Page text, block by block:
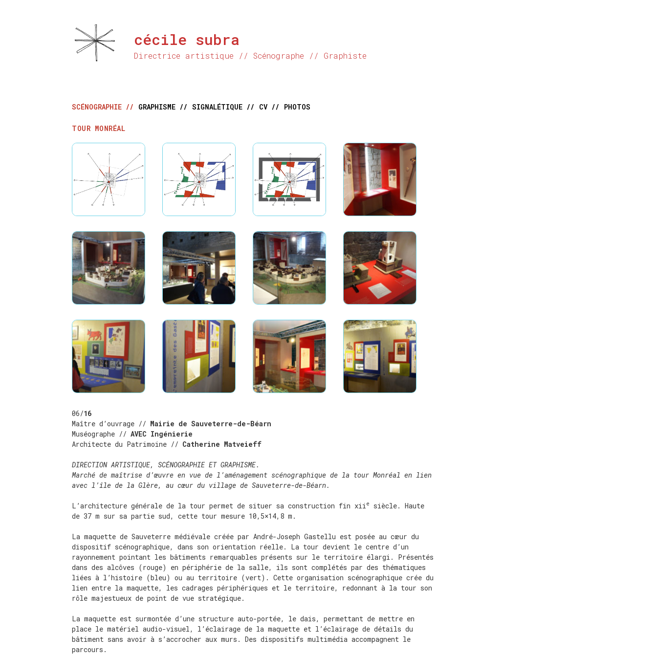
cécile subra
Directrice artistique // Scénographe // Graphiste
SCÉNOGRAPHIE // GRAPHISME // SIGNALÉTIQUE // CV // PHOTOS
TOUR MONRÉAL
06/16
Maître d’ouvrage // Mairie de Sauveterre-de-Béarn
Muséographe // AVEC Ingénierie
Architecte du Patrimoine // Catherine Matveieff
DIRECTION ARTISTIQUE, SCÉNOGRAPHIE ET GRAPHISME.
Marché de maîtrise d’œuvre en vue de l’aménagement scénographique de la tour Monréal en lien
avec l’île de la Glère, au cœur du village de Sauveterre-de-Béarn.
L’architecture générale de la tour permet de situer sa construction fin xii e
siècle. Haute
de 37 m sur sa partie sud, cette tour mesure 10,5×14,8 m.
La maquette de Sauveterre médiévale créée par André-Joseph Gastellu est posée au cœur du
dispositif scénographique, dans son orientation réelle. La tour devient le centre d’un
rayonnement pointant les bâtiments remarquables présents sur le territoire élargi. Présentés
dans des alcôves (rouge) en périphérie de la salle, ils sont complétés par des thématiques
liées à l’histoire (bleu) ou au territoire (vert). Cette organisation scénographique crée du
lien entre la maquette, les cadrages périphériques et le territoire, redonnant à la tour son
rôle majestueux de point de vue stratégique.
La maquette est surmontée d’une structure auto-portée, le dais, permettant de mettre en
place le matériel audio-visuel, l’éclairage de la maquette et l’éclairage de détails du
bâtiment sans avoir à s’accrocher aux murs. Des dispositifs multimédia accompagnent le
parcours.